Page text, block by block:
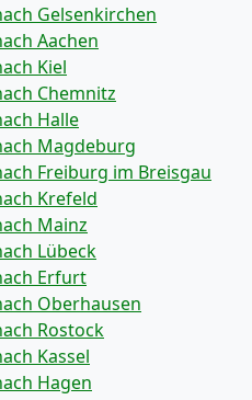
Gelsenkirchen
Aachen
Kiel
Chemnitz
Halle
Magdeburg
Freiburg im Breisgau
Krefeld
Mainz
Lübeck
Erfurt
Oberhausen
Rostock
Kassel
Hagen